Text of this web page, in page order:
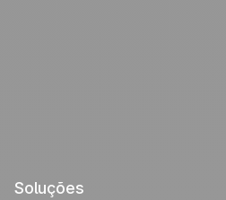
Soluções